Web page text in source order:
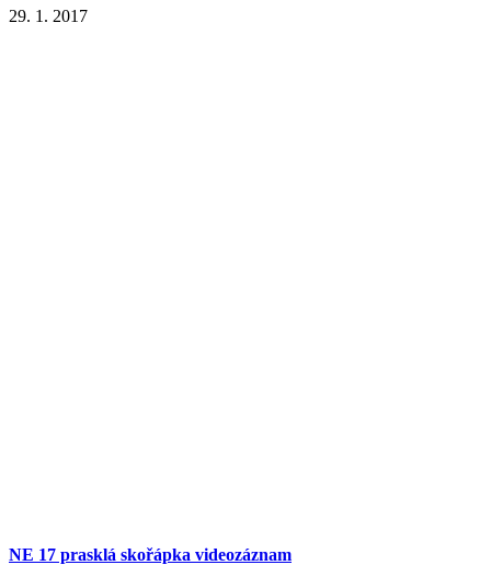
29. 1. 2017
NE 17 prasklá skořápka videozáznam